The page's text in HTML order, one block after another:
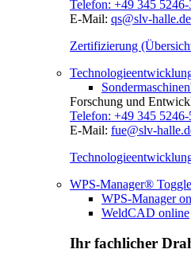
Telefon: +49 345 5246-
E-Mail: qs@slv-halle.de
Zertifizierung
Forschung und
Telefon: +49 345 5246-
E-Mail: fue@slv-
WPS-Manager®
WPS-Manager
WeldCAD online
Ihr fachlicher